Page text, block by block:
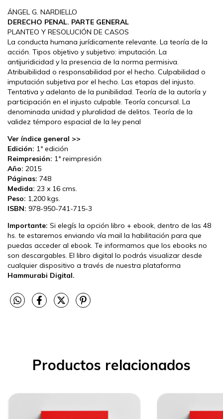
ÁNGEL G. NARDIELLO
DERECHO PENAL. PARTE GENERAL
PLANTEO Y RESOLUCIÓN DE CASOS
La conducta humana jurídicamente relevante. La teoría de la
acción. Tipos objetivo y subjetivo: imputación. La
antijuridicidad y la presencia de la norma permisiva.
Atribuibilidad o responsabilidad por el hecho. Culpabilidad o
imputación subjetiva por el hecho. Las etapas del injusto.
Tentativa y adelanto de la punibilidad. Teoría de la autoría y
participación en el injusto culpable. Teoría concursal. La
denominada unidad y pluralidad de delitos. Teoría de la
validez témporo espacial de la ley penal
Ver índice general >>
Edición: 1ª edición
Reimpresión: 1ª reimpresión
Año: 2015
Páginas: 748
Medida: 23 x 16 cms.
Peso: 1,200 kgs.
ISBN: 978-950-741-715-3
Importante: Si elegís la opción libro + ebook, dentro de las 48
hs. te estaremos enviando vía mail la habilitación para que
puedas acceder al ebook. Te informamos que los ebooks no
son descargables. El libro digital lo podrás visualizar desde
cualquier dispositivo a través de nuestra plataforma
Hammurabi Digital.
Productos relacionados